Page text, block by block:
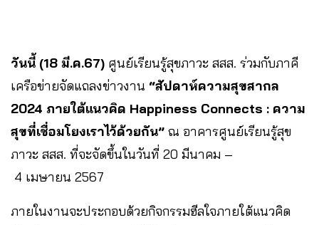
วันนี้ (18 มี.ค.67) ศูนย์เรียนรู้สุขภาวะ สสส. ร่วมกับภาคี
เครือข่ายจัดแถลงข่าวงาน “สัปดาห์ความสุขสากล
2024 ภายใต้แนวคิด Happiness Connects : ความ
สุขที่เชื่อมโยงเราไว้ด้วยกัน” ณ อาคารศูนย์เรียนรู้สุข
ภาวะ สสส. ที่จะจัดขึ้นในวันที่ 20 มีนาคม –
4 เมษายน 2567
ภายในงานจะประกอบด้วยกิจกรรมฮีลใจภายใต้แนวคิด